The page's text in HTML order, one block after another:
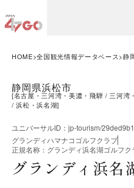
HOME 全国観光情報データベース 静
静岡県浜松市
[名古屋・三河湾・美濃・飛騨
三河湾
浜松・浜名湖]
ユニバーサルID ： jp-tourism/
グランディハマナコゴルフクラブ
正規名称 ： グランディ浜名湖ゴルフク
グランディ浜名